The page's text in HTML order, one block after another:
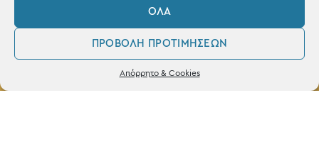
ΌΛΑ
ΠΡΟΒΟΛΉ ΠΡΟΤΙΜΉΣΕΩΝ
Απόρρητο & Cookies
Δεν βρέθηκε κανένα προϊόν που να
ταιριάζει με την επιλογή σας.
2421 217300
Δευ / Τετ / Σαβ: 09:00 - 15:00
Τριτ / Πεμ / Παρ: 09:00 - 21:00
Φίλτρα
0